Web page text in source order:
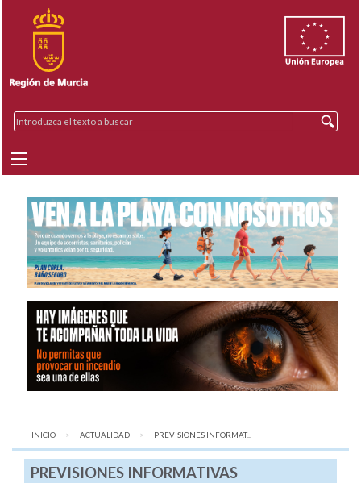
INICIO ACTUALIDAD AQUÍ:
PREVISIONES INFORMAT...
PREVISIONES INFORMATIVAS